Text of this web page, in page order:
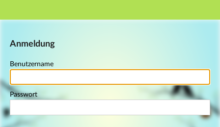
Hauptnavigation
Anmeldung
Benutzername
Passwort